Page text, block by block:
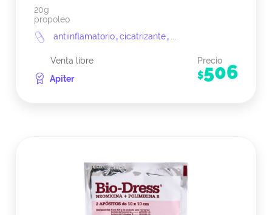
20g
propoleo
antiinflamatorio,cicatrizante,
Venta libre
Apiter
Precio
$506